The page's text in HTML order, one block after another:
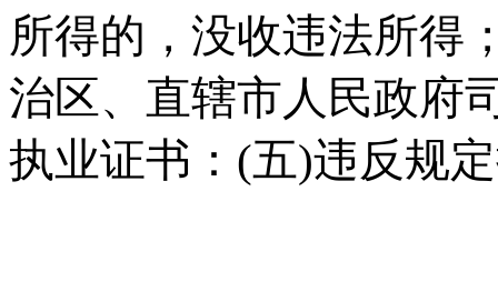
所得的，没收违法所得
治区、直辖市人民政府
执业证书： (五)违反规